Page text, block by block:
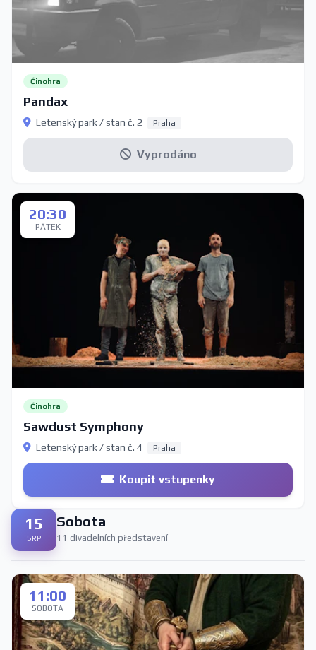
Činohra
Pandax
Letenský park / stan č. 2 Praha
Vyprodáno
20:30
PÁTEK
Činohra
Sawdust Symphony
Letenský park / stan č. 4 Praha
Koupit vstupenky
15
SRP
Sobota
11 divadelních představení
11:00
SOBOTA